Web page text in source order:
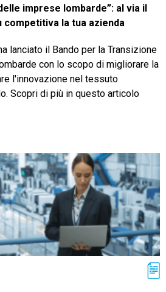
imprese lombarde”: al via il
competitiva la tua azienda
lanciato il Bando per la Transizione
con lo scopo di migliorare la
l'innovazione nel tessuto
Scopri di più in questo articolo